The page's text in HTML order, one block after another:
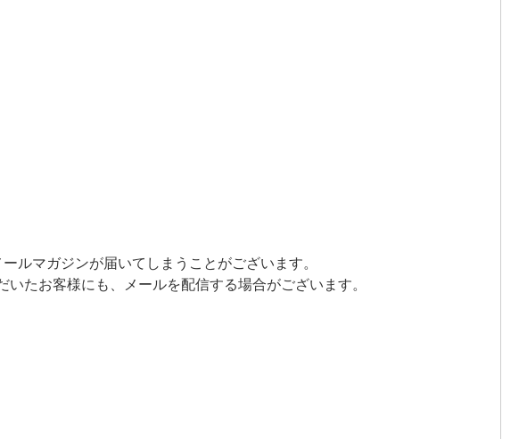
ルマガジンが届いてしまうことがございます。
たお客様にも、メールを配信する場合がございます。